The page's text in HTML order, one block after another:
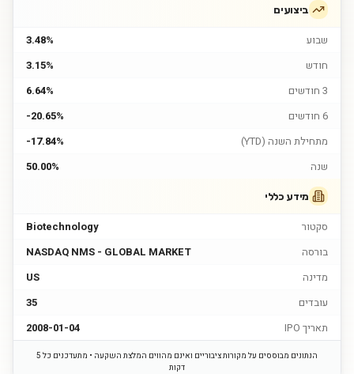
ביצועים
שבוע
3.48%
חודש
3.15%
3 חודשים
6.64%
6 חודשים
-20.65%
מתחילת השנה (YTD)
-17.84%
שנה
50.00%
מידע כללי
סקטור
Biotechnology
בורסה
NASDAQ NMS - GLOBAL MARKET
מדינה
US
עובדים
35
תאריך IPO
2008-01-04
הנתונים מבוססים על מקורות ציבוריים ואינם מהווים המלצת השקעה • מתעדכנים כל 5
דקות